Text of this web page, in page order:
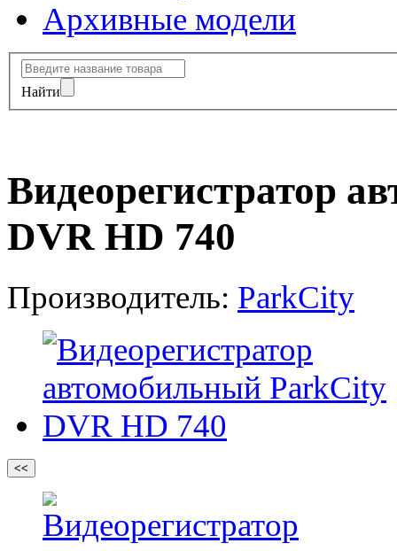
Архивные модели
Найти
Видеорегистратор
DVR HD 740
Производитель: ParkCity
<<